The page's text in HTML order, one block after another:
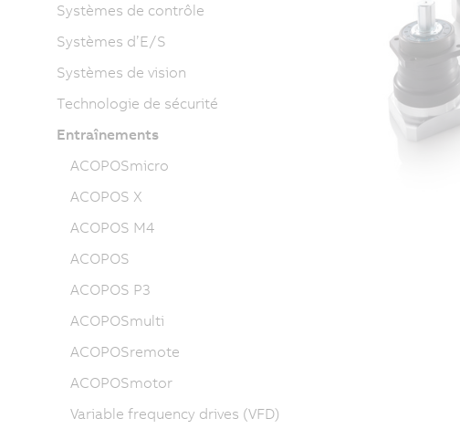
Systèmes de contrôle
Systèmes d’E/S
Systèmes de vision
Technologie de sécurité
Entraînements
ACOPOSmicro
ACOPOS X
ACOPOS M4
ACOPOS
ACOPOS P3
ACOPOSmulti
ACOPOSremote
ACOPOSmotor
Variable frequency drives (VFD)